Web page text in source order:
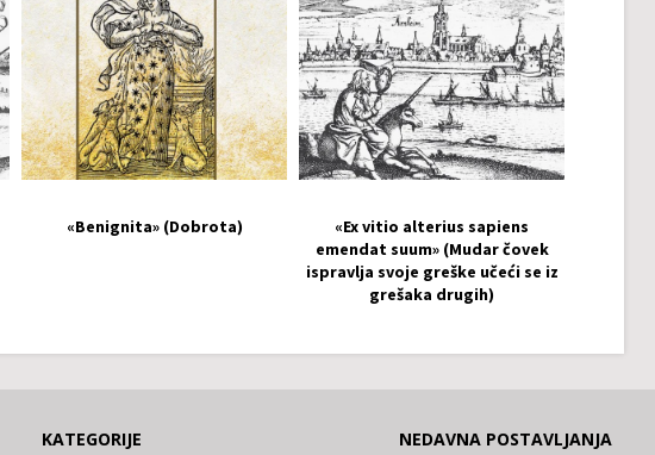
«Benignita» (Dobrota)
«Ex vitio alterius sapiens
emendat suum» (Mudar čovek
ispravlja svoje greške učeći se iz
grešaka drugih)
KATEGORIJE
NEDAVNA POSTAVLJANJA